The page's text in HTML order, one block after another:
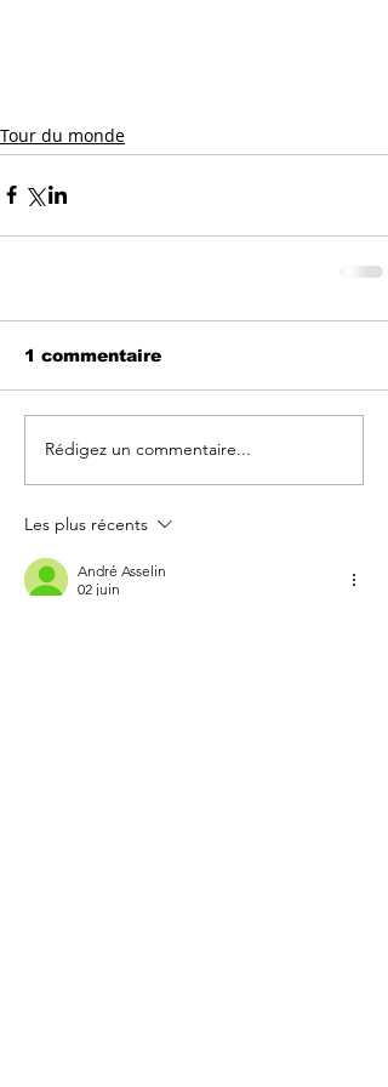
Tour du monde
1 commentaire
Rédigez un commentaire...
Les plus récents
André Asselin
02 juin